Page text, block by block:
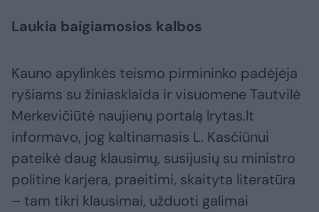
Laukia baigiamosios kalbos
Kauno apylinkės teismo pirmininko padėjėja
ryšiams su žiniasklaida ir visuomene Tautvilė
Merkevičiūtė naujienų portalą lrytas.lt
informavo, jog kaltinamasis L. Kasčiūnui
pateikė daug klausimų, susijusių su ministro
politine karjera, praeitimi, skaityta literatūra
– tam tikri klausimai, užduoti galimai